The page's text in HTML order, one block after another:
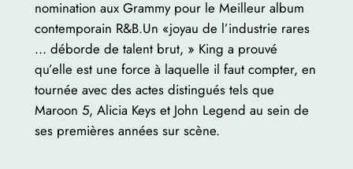
nomination aux Grammy pour le Meilleur album
contemporain R&B.Un «joyau de l’industrie rares
… déborde de talent brut, » King a prouvé
qu’elle est une force à laquelle il faut compter, en
tournée avec des actes distingués tels que
Maroon 5, Alicia Keys et John Legend au sein de
ses premières années sur scène.